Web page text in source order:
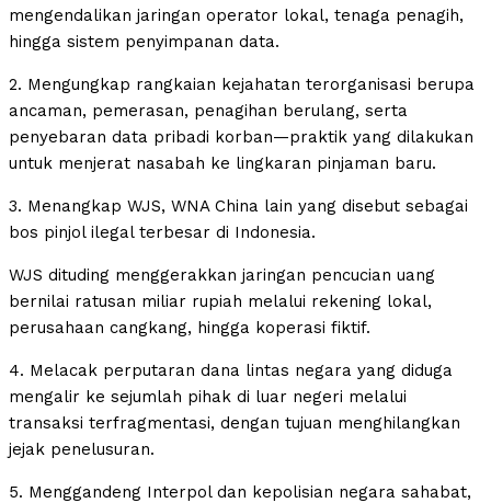
mengendalikan jaringan operator lokal, tenaga penagih,
hingga sistem penyimpanan data.
2. Mengungkap rangkaian kejahatan terorganisasi berupa
ancaman, pemerasan, penagihan berulang, serta
penyebaran data pribadi korban—praktik yang dilakukan
untuk menjerat nasabah ke lingkaran pinjaman baru.
3. Menangkap WJS, WNA China lain yang disebut sebagai
bos pinjol ilegal terbesar di Indonesia.
WJS dituding menggerakkan jaringan pencucian uang
bernilai ratusan miliar rupiah melalui rekening lokal,
perusahaan cangkang, hingga koperasi fiktif.
4. Melacak perputaran dana lintas negara yang diduga
mengalir ke sejumlah pihak di luar negeri melalui
transaksi terfragmentasi, dengan tujuan menghilangkan
jejak penelusuran.
5. Menggandeng Interpol dan kepolisian negara sahabat,